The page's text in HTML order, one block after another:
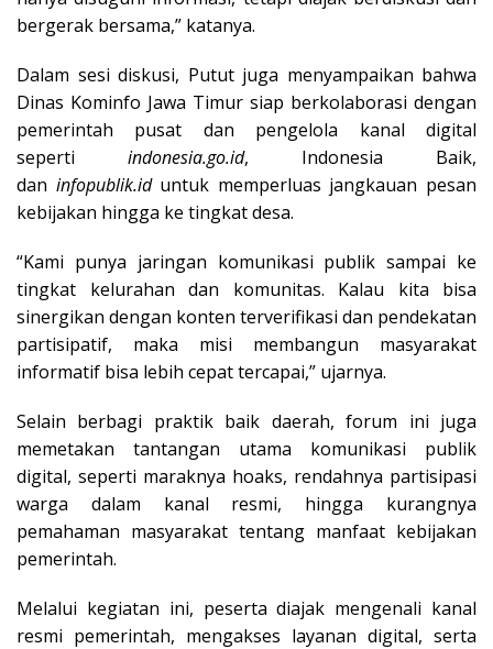
bergerak bersama,” katanya.
Dalam sesi diskusi, Putut juga menyampaikan bahwa
Dinas Kominfo Jawa Timur siap berkolaborasi dengan
pemerintah pusat dan pengelola kanal digital
seperti indonesia.go.id, Indonesia Baik,
dan infopublik.iduntuk memperluas jangkauan pesan
kebijakan hingga ke tingkat desa.
“Kami punya jaringan komunikasi publik sampai ke
tingkat kelurahan dan komunitas. Kalau kita bisa
sinergikan dengan konten terverifikasi dan pendekatan
partisipatif, maka misi membangun masyarakat
informatif bisa lebih cepat tercapai,” ujarnya.
Selain berbagi praktik baik daerah, forum ini juga
memetakan tantangan utama komunikasi publik
digital, seperti maraknya hoaks, rendahnya partisipasi
warga dalam kanal resmi, hingga kurangnya
pemahaman masyarakat tentang manfaat kebijakan
pemerintah.
Melalui kegiatan ini, peserta diajak mengenali kanal
resmi pemerintah, mengakses layanan digital, serta